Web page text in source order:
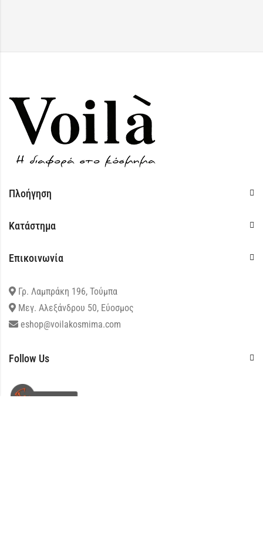
Πλοήγηση
Κατάστημα
Επικοινωνία
Γρ. Λαμπράκη 196, Τούμπα
Μεγ. Αλεξάνδρου 50, Εύοσμος
eshop@voilakosmima.com
Follow Us